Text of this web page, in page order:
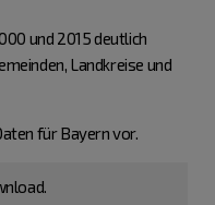
und 2015 deutlich
Landkreise und
für Bayern vor.